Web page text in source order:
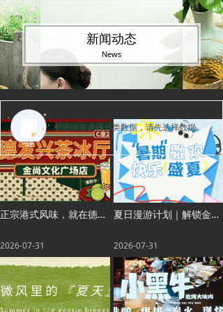
您还没有选择分类数据，请先选择数据
正宗港式风味，就在德发兴
2026-07-31
夏日漫游计划｜解锁金尚三大业态，聚餐、住宿、休闲一站搞定
2026-07-31
新闻动态
News